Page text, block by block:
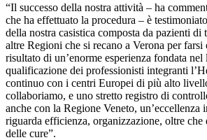
“Il successo della nostra attività – ha
che ha effettuato la procedura – è
della nostra casistica composta da pazienti di
altre Regioni che si recano a Verona per farsi
risultato di un’enorme esperienza fondata
qualificazione dei professionisti integranti
continuo con i centri Europei di più alto
collaboriamo, e uno stretto registro di
anche con la Regione Veneto, un’eccellenza
riguarda efficienza, organizzazione, oltre che
delle cure”.